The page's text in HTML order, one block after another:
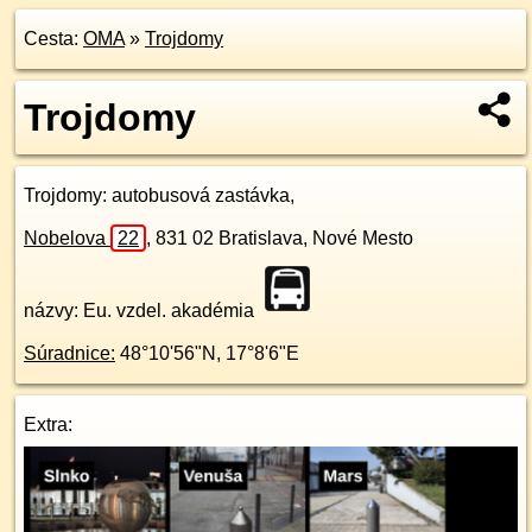
Cesta: OMA» Trojdomy
Trojdomy
Trojdomy: autobusová zastávka,
Nobelova 22 , 831 02 Bratislava, Nové Mesto
názvy: Eu. vzdel. akadémia
Súradnice: 48°10'56"N , 17°8'6"E
Extra: